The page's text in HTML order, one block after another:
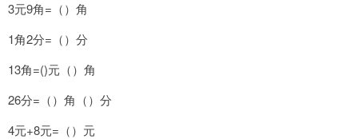
3元9角=（）角
1角2分=（）分
13角=()元（）角
26分=（）角（）分
4元+8元=（）元